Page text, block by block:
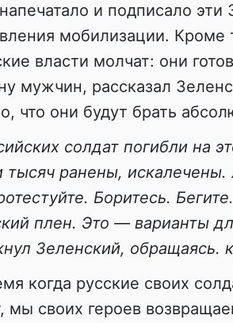
и подписало
мобилизации. Кроме
власти молчат: они
мужчин, рассказал
что они будут брать
солдат погибли на
тысяч ранены, искалечены.
Боритесь.
плен. Это — варианты
Зеленский, обращаясь.
когда русские своих
мы своих героев